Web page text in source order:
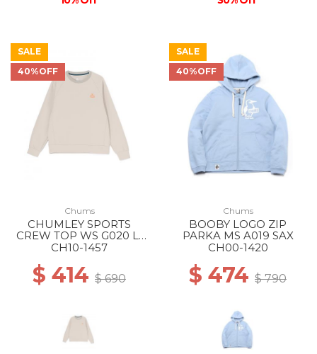
SALE
40%OFF
Chums
CHUMLEY SPORTS
CREW TOP WS G020 Lt
Gray
CH10-1457
$ 414 $ 690
SALE
40%OFF
Chums
BOOBY LOGO ZIP
PARKA MS A019 SAX
CH00-1420
$ 474 $ 790